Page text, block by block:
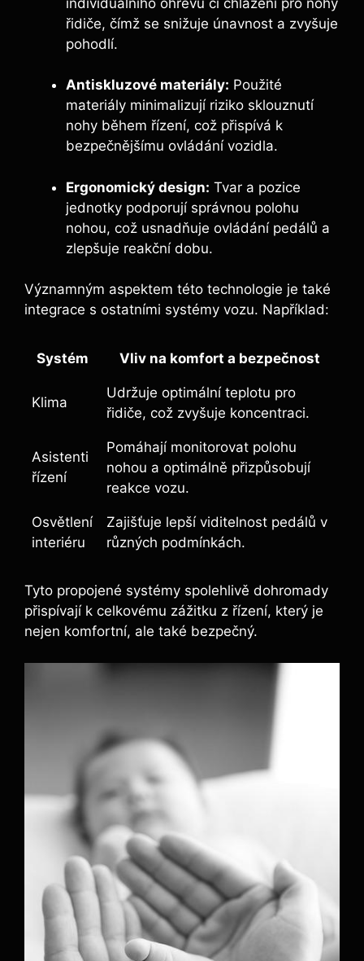
řidiče, čímž se snižuje únavnost a zvyšuje
pohodlí.
Antiskluzové materiály: Použité
materiály minimalizují riziko sklouznutí
nohy během řízení, což přispívá k
bezpečnějšímu ovládání vozidla.
Ergonomický design: Tvar a pozice
jednotky podporují správnou polohu
nohou, což usnadňuje ovládání pedálů a
zlepšuje reakční dobu.
Významným aspektem této technologie je také
integrace s ostatními systémy vozu. Například:
Systém Vliv na komfort a bezpečnost
Klima
Udržuje optimální teplotu pro
řidiče, což zvyšuje koncentraci.
Asistenti
řízení
Pomáhají monitorovat polohu
nohou a optimálně přizpůsobují
reakce vozu.
Osvětlení
interiéru
Zajišťuje lepší viditelnost pedálů v
různých podmínkách.
Tyto propojené systémy spolehlivě dohromady
přispívají k celkovému zážitku z řízení, který je
nejen komfortní, ale také bezpečný.